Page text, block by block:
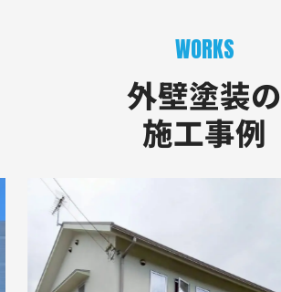
WORKS
外壁塗装の
施工事例